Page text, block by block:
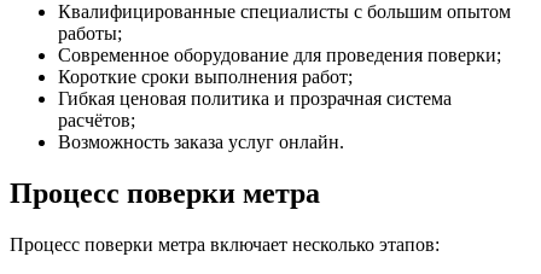
Квалифицированные специалисты с большим опытом
работы;
Современное оборудование для проведения поверки;
Короткие сроки выполнения работ;
Гибкая ценовая политика и прозрачная система
расчётов;
Возможность заказа услуг онлайн.
Процесс поверки метра
Процесс поверки метра включает несколько этапов: